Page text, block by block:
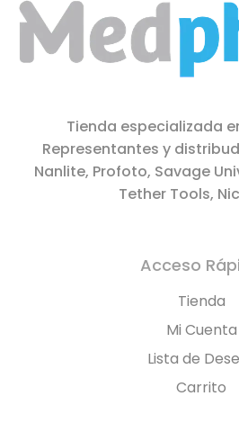
Tienda especializada
Representantes y
Nanlite, Profoto, Savage
Tether Tools,
Acceso
Tienda
Mi Cuenta
Lista de
Carrito